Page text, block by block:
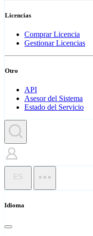
Licencias
Comprar Licencia
Gestionar Licencias
Otro
API
Asesor del Sistema
Estado del Servicio
ES
Idioma